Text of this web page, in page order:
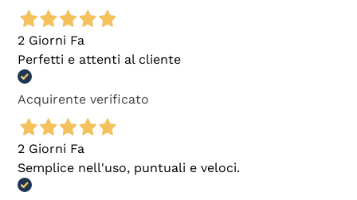
2 Giorni Fa
Perfetti e attenti al cliente
Acquirente verificato
2 Giorni Fa
Semplice nell'uso, puntuali e veloci.